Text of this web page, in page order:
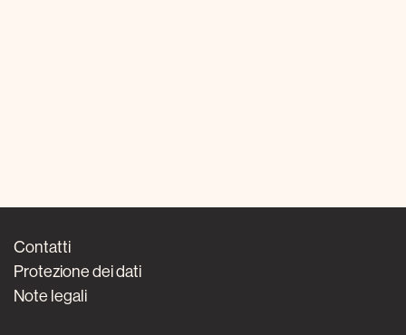
Contatti
Protezione dei dati
Note legali